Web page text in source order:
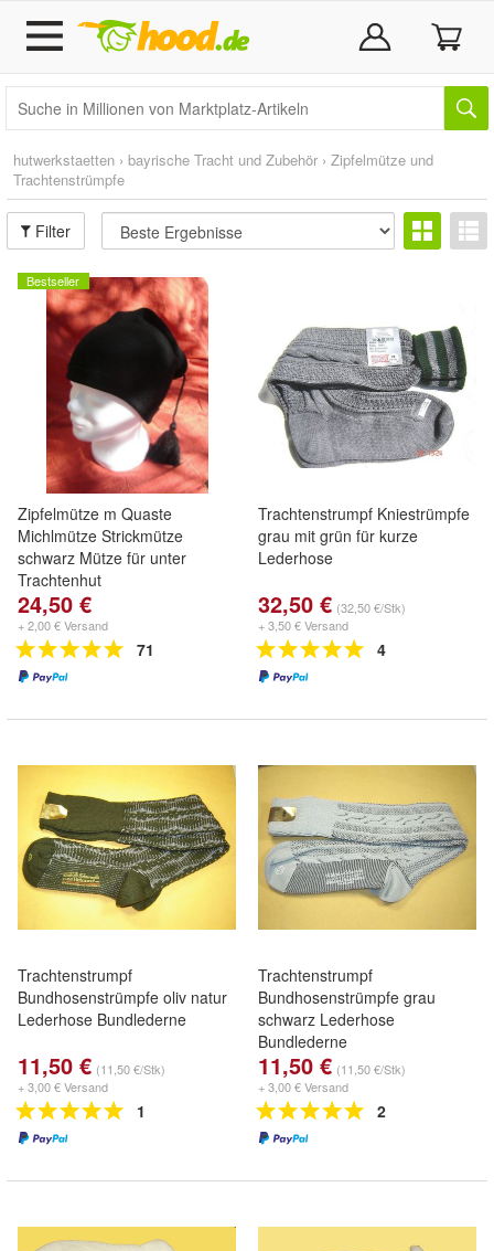
hutwerkstaetten › bayrische Tracht und Zubehör › Zipfelmütze und
Trachtenstrümpfe
Filter
Bestseller
Zipfelmütze m Quaste
Michlmütze Strickmütze
schwarz Mütze für unter
Trachtenhut
24,50 €
+ 2,00 € Versand
71
Trachtenstrumpf Kniestrümpfe
grau mit grün für kurze
Lederhose
32,50 € (32,50 €/Stk)
+ 3,50 € Versand
4
Trachtenstrumpf
Bundhosenstrümpfe oliv natur
Lederhose Bundlederne
11,50 € (11,50 €/Stk)
+ 3,00 € Versand
1
Trachtenstrumpf
Bundhosenstrümpfe grau
schwarz Lederhose
Bundlederne
11,50 € (11,50 €/Stk)
+ 3,00 € Versand
2